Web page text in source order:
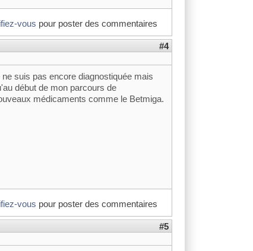
vous pour poster des commentaires
#4
suis pas encore diagnostiquée mais
début de mon parcours de
médicaments comme le Betmiga.
vous pour poster des commentaires
#5